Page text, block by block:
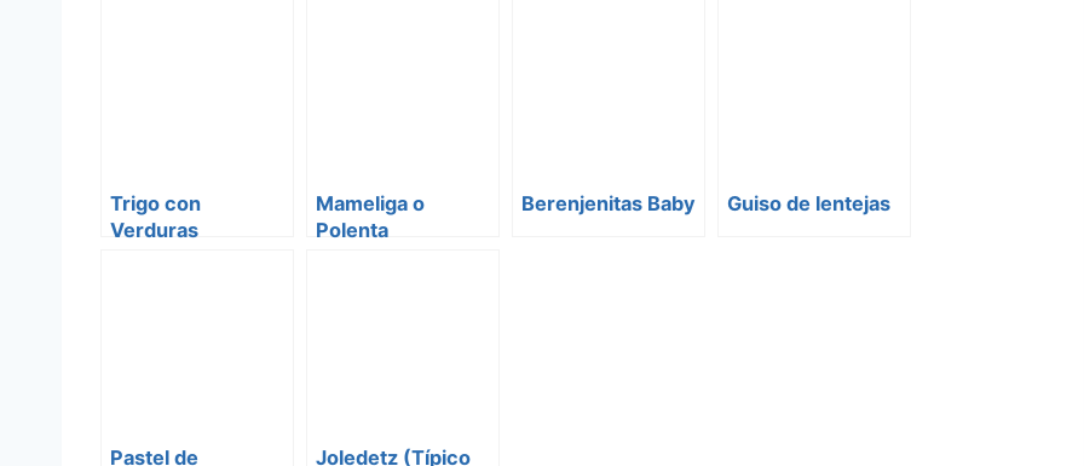
Trigo con
Verduras
Mameliga o
Polenta
Berenjenitas Baby Guiso de lentejas
Pastel de
Joledetz (Típico